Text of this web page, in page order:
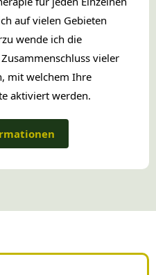
auf vielen Gebieten
wende ich die
vieler
mit welchem Ihre
aktiviert werden.